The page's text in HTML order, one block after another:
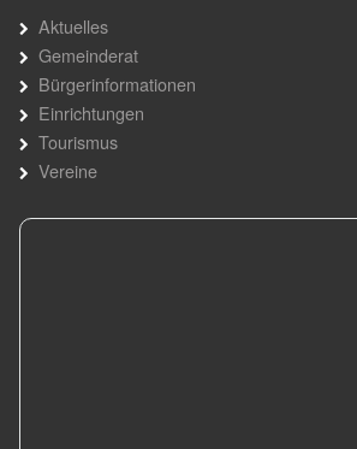
Aktuelles
Gemeinderat
Bürgerinformationen
Einrichtungen
Tourismus
Vereine